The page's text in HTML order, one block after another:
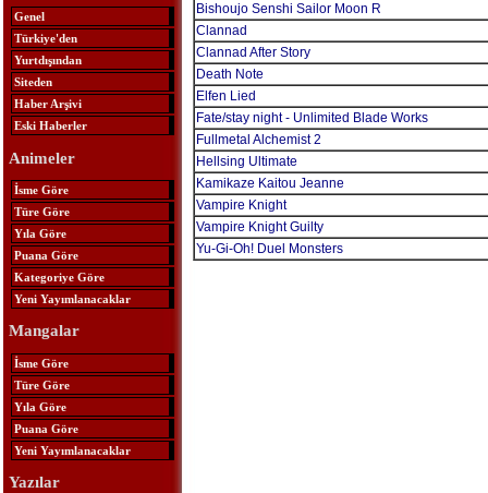
Genel
Türkiye'den
Yurtdışından
Siteden
Haber Arşivi
Eski Haberler
Animeler
İsme Göre
Türe Göre
Yıla Göre
Puana Göre
Kategoriye Göre
Yeni Yayımlanacaklar
Mangalar
İsme Göre
Türe Göre
Yıla Göre
Puana Göre
Yeni Yayımlanacaklar
Yazılar
Bishoujo Senshi Sailor Moon R
Clannad
Clannad After Story
Death Note
Elfen Lied
Fate/stay night - Unlimited Blade Works
Fullmetal Alchemist 2
Hellsing Ultimate
Kamikaze Kaitou Jeanne
Vampire Knight
Vampire Knight Guilty
Yu-Gi-Oh! Duel Monsters